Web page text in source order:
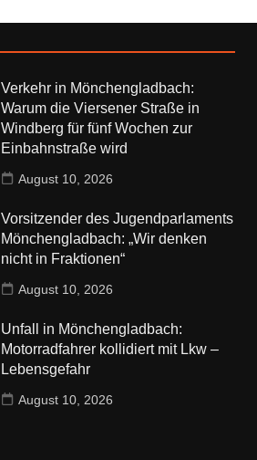
Verkehr in Mönchengladbach:
Warum die Viersener Straße in
Windberg für fünf Wochen zur
Einbahnstraße wird
August 10, 2026
Vorsitzender des Jugendparlaments
Mönchengladbach: „Wir denken
nicht in Fraktionen“
August 10, 2026
Unfall in Mönchengladbach:
Motorradfahrer kollidiert mit Lkw –
Lebensgefahr
August 10, 2026